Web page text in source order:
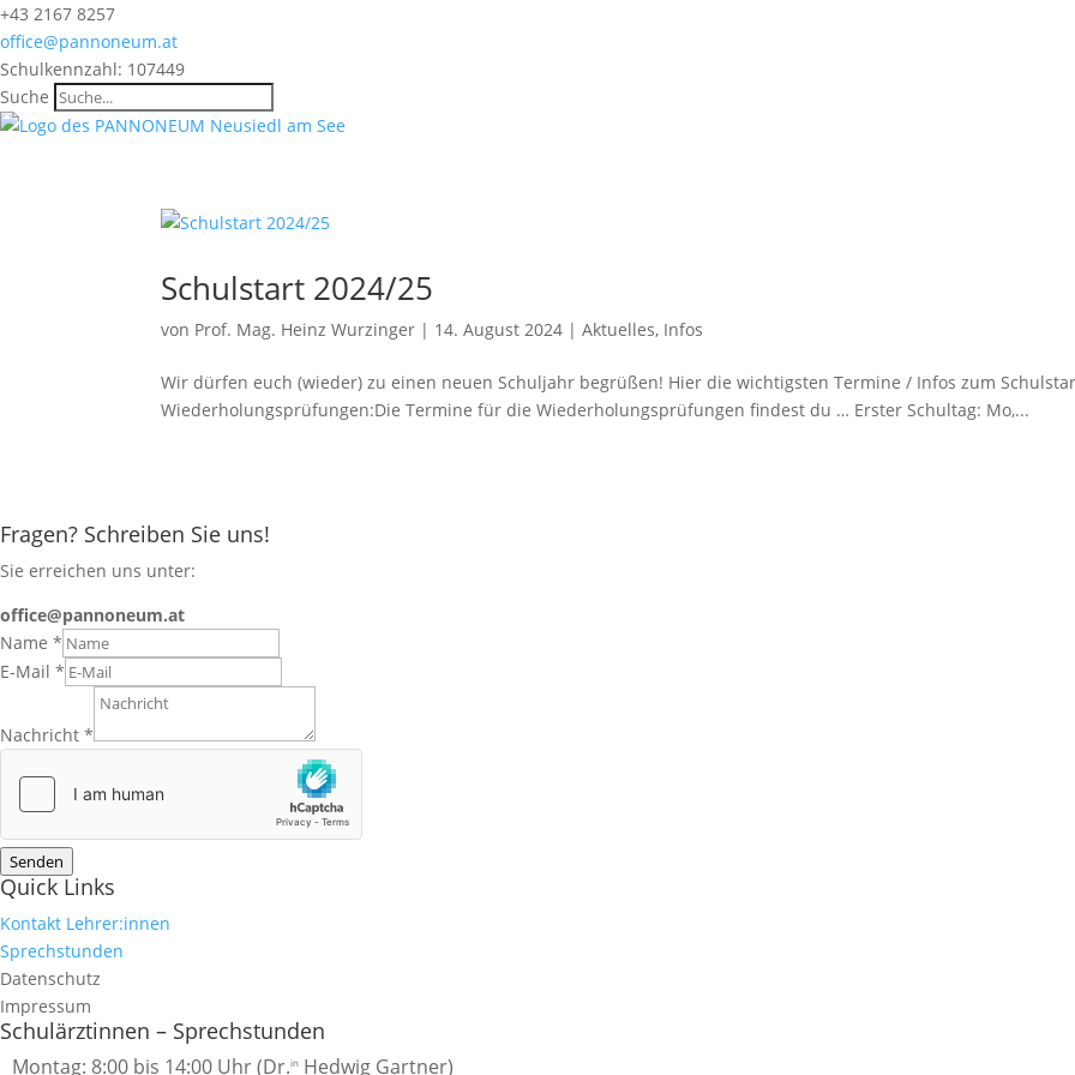
+43 2167 8257
office@pannoneum.at
Schulkennzahl: 107449
Suche
Schulstart 2024/25
von Prof. Mag. Heinz Wurzinger | 14. August 2024 |Aktuelles, Infos
Wir dürfen euch (wieder) zu einen neuen Schuljahr begrüßen! Hier die wichtigsten Termine / Infos zum
Wiederholungsprüfungen:Die Termine für die Wiederholungsprüfungen findest du … Erster Schultag: Mo,...
Fragen? Schreiben Sie uns!
Sie erreichen uns unter:
office@pannoneum.at
Name *
E-Mail *
Nachricht *
Senden
Quick Links
Kontakt Lehrer:innen
Sprechstunden
Datenschutz
Impressum
Schulärztinnen – Sprechstunden
Montag: 8:00 bis 14:00 Uhr (Dr.in Hedwig Gartner)